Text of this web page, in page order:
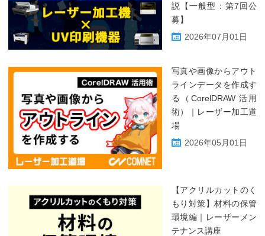
説【一般型：第7回公
募】
2026年07月01日
写真や画像からアウト
ラインデータを作成す
る（CorelDRAW 活用
術）｜レーザー加工道
場
2026年05月01日
【アクリルカットのく
もり対策】材料の保管
環境編｜レーザーメン
テナンス講座